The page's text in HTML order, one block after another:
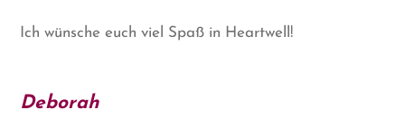
Ich wünsche euch viel Spaß in Heartwell!
Deborah